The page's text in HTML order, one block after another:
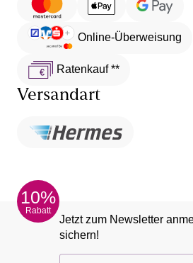
Online-Überweisung
Ratenkauf **
Versandart
10%
Rabatt
Jetzt zum Newsletter
sichern!